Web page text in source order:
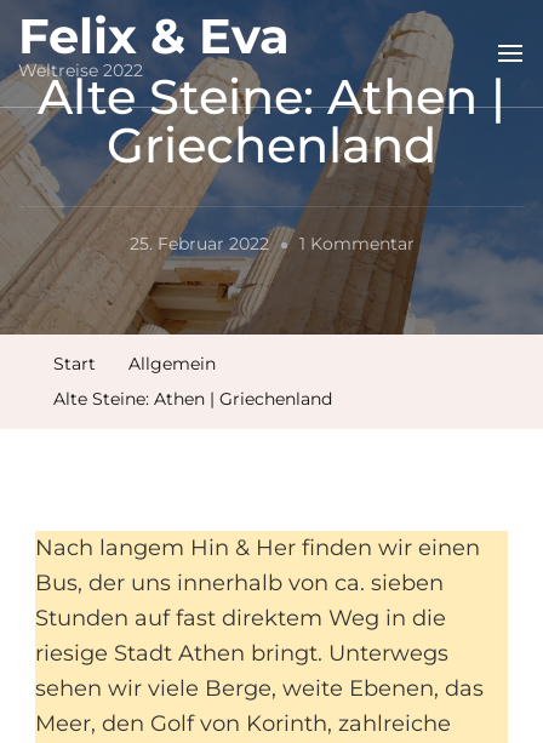
Felix & Eva
Weltreise 2022
Alte Steine: Athen |
Griechenland
25. Februar 2022 1 KommentarZu
Alte
Steine:
Start
Allgemein
Alte Steine: Athen | Griechenland
Nach langem Hin & Her finden wir einen
Bus, der uns innerhalb von ca. sieben
Stunden auf fast direktem Weg in die
riesige Stadt Athen bringt. Unterwegs
sehen wir viele Berge, weite Ebenen, das
Meer, den Golf von Korinth, zahlreiche